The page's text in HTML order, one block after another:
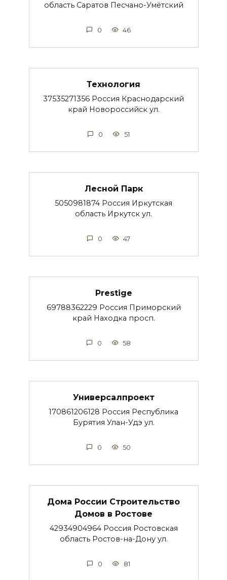
область Саратов Песчано-Умётский
0 46
Технология
37535271356 Россия Краснодарский
край Новороссийск ул.
0 51
Лесной Парк
5050981874 Россия Иркутская
область Иркутск ул.
0 47
Prestige
69788362229 Россия Приморский
край Находка просп.
0 58
Универсалпроект
170861206128 Россия Республика
Бурятия Улан-Удэ ул.
0 50
Дома России Строительство
Домов в Ростове
42934904964 Россия Ростовская
область Ростов-на-Дону ул.
0 81